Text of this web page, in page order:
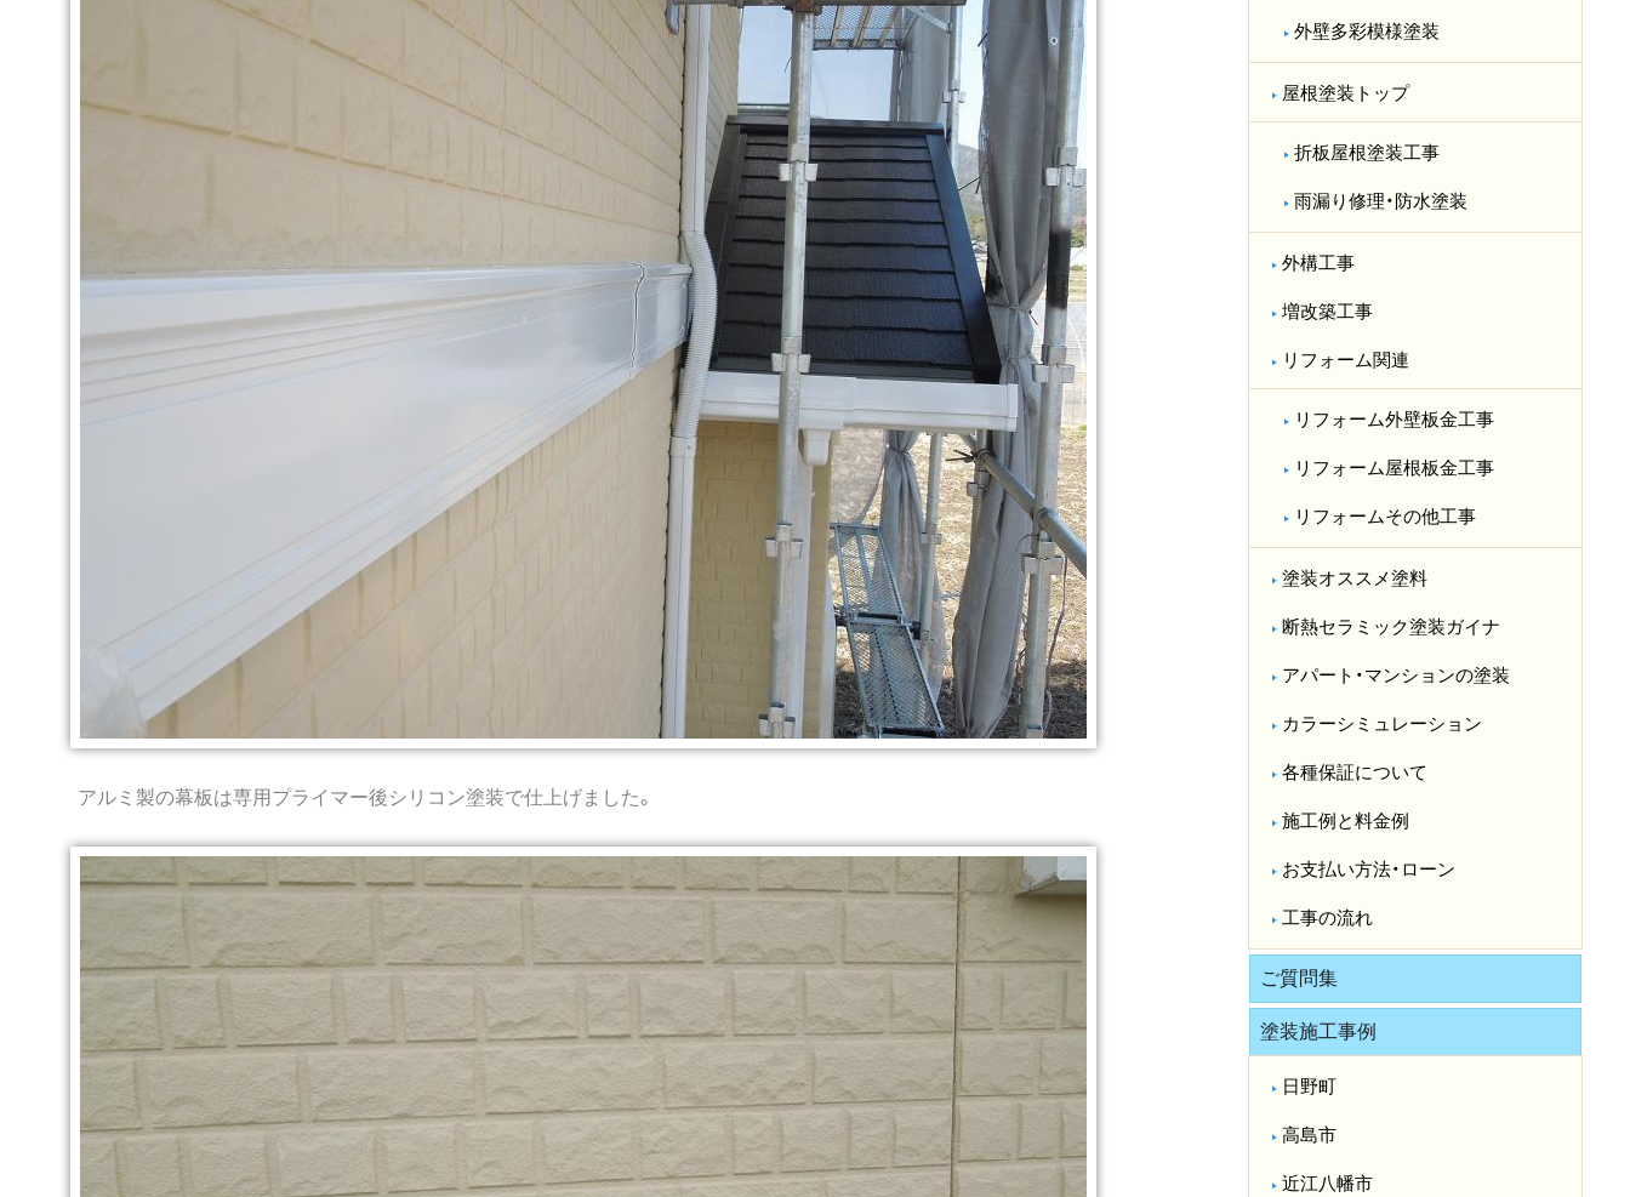
アルミ製の幕板は専用プライマー後シリコン塗装で仕上げました。
外壁多彩模様塗装
屋根塗装トップ
折板屋根塗装工事
雨漏り修理・防水塗装
外構工事
増改築工事
リフォーム関連
リフォーム外壁板金工事
リフォーム屋根板金工事
リフォームその他工事
塗装オススメ塗料
断熱セラミック塗装ガイナ
アパート・マンションの塗装
カラーシミュレーション
各種保証について
施工例と料金例
お支払い方法・ローン
工事の流れ
ご質問集
塗装施工事例
日野町
高島市
近江八幡市